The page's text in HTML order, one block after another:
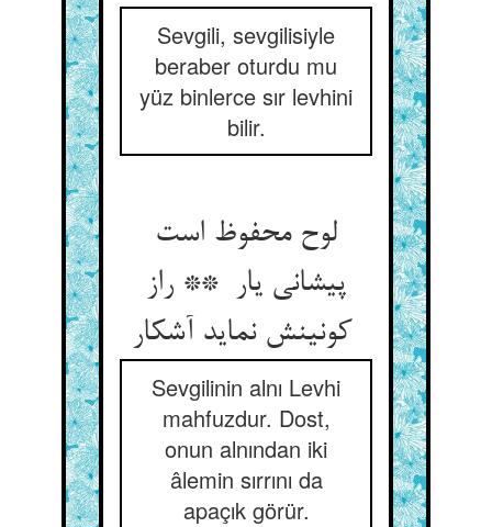
Sevgili, sevgilisiyle
beraber oturdu mu
yüz binlerce sır levhini
bilir.
لوح محفوظ است
پیشانی یار ** راز
Sevgilinin alnı Levhi
mahfuzdur. Dost,
onun alnından iki
âlemin sırrını da
apaçık görür.